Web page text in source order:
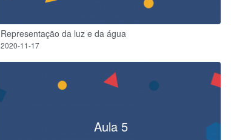
Representação da luz e da água
2020-11-17
Aula 5